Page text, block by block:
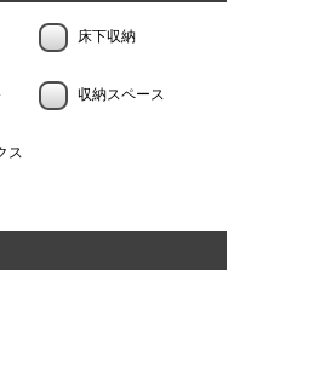
床下収納
収納スペース
ス